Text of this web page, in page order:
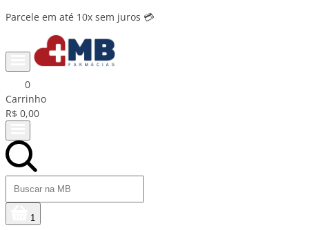
Parcele em até 10x sem juros 💳
0
Carrinho
R$ 0,00
1